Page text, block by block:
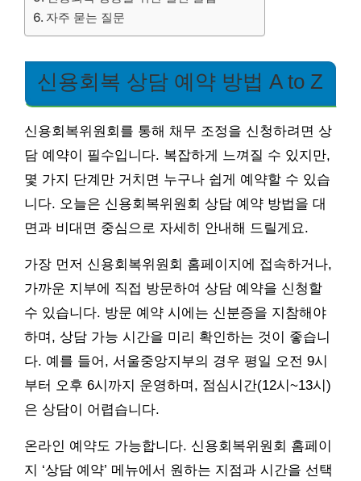
자주 묻는 질문
신용회복 상담 예약 방법 A to Z
신용회복위원회를 통해 채무 조정을 신청하려면 상
담 예약이 필수입니다. 복잡하게 느껴질 수 있지만,
몇 가지 단계만 거치면 누구나 쉽게 예약할 수 있습
니다. 오늘은 신용회복위원회 상담 예약 방법을 대
면과 비대면 중심으로 자세히 안내해 드릴게요.
가장 먼저 신용회복위원회 홈페이지에 접속하거나,
가까운 지부에 직접 방문하여 상담 예약을 신청할
수 있습니다. 방문 예약 시에는 신분증을 지참해야
하며, 상담 가능 시간을 미리 확인하는 것이 좋습니
다. 예를 들어, 서울중앙지부의 경우 평일 오전 9시
부터 오후 6시까지 운영하며, 점심시간(12시~13시)
은 상담이 어렵습니다.
온라인 예약도 가능합니다. 신용회복위원회 홈페이
지 ‘상담 예약’ 메뉴에서 원하는 지점과 시간을 선택